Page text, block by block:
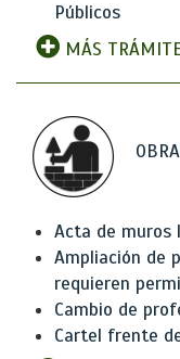
Públicos
MÁS
Acta de muros
Ampliación de
requieren
Cambio de
Cartel frente